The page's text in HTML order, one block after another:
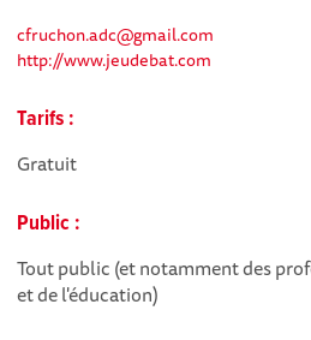
cfruchon.adc@gmail.com
http://www.jeudebat.com
Tarifs :
Gratuit
Public :
Tout public (et notamment des
et de l'éducation)